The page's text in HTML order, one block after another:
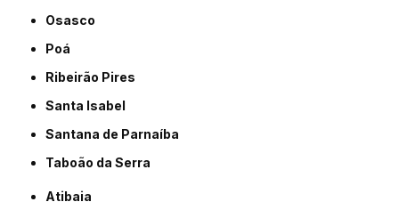
Osasco
Poá
Ribeirão Pires
Santa Isabel
Santana de Parnaíba
Taboão da Serra
Atibaia